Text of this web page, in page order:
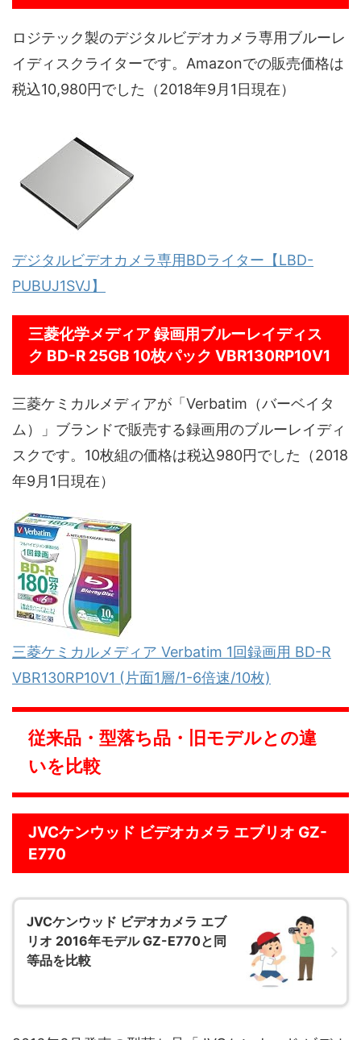
ロジテック製のデジタルビデオカメラ専用ブルーレ
イディスクライターです。Amazonでの販売価格は
税込10,980円でした（2018年9月1日現在）
デジタルビデオカメラ専用BDライター【LBD-
PUBUJ1SVJ】
三菱化学メディア 録画用ブルーレイディス
ク BD-R 25GB 10枚パック VBR130RP10V1
三菱ケミカルメディアが「Verbatim（バーベイタ
ム）」ブランドで販売する録画用のブルーレイディ
スクです。10枚組の価格は税込980円でした（2018
年9月1日現在）
三菱ケミカルメディア Verbatim 1回録画用 BD-R
VBR130RP10V1 (片面1層/1-6倍速/10枚)
従来品・型落ち品・旧モデルとの違
いを比較
JVCケンウッド ビデオカメラ エブリオ GZ-
E770
JVCケンウッド ビデオカメラ エブ
リオ 2016年モデル GZ-E770と同
等品を比較